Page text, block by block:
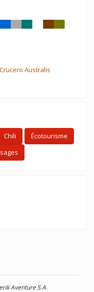
Crucero Australis
Chili
Écotourisme
Aventure S.A.